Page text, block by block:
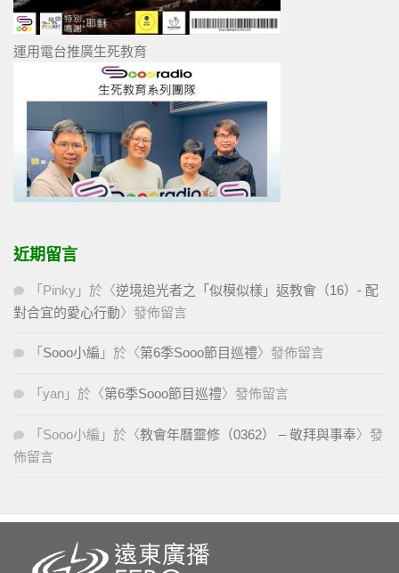
運用電台推廣生死教育
近期留言
「 Pinky 」於〈逆境追光者之「似模似樣」返教會（16）- 配
對合宜的愛心行動〉發佈留言
「 Sooo小編 」於〈第6季Sooo節目巡禮〉發佈留言
「 yan 」於〈第6季Sooo節目巡禮〉發佈留言
「 Sooo小編 」於〈教會年曆靈修（0362） – 敬拜與事奉〉發
佈留言